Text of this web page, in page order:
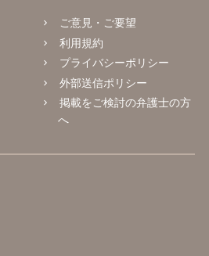
ご意見・ご要望
利用規約
プライバシーポリシー
外部送信ポリシー
掲載をご検討の弁護士の方
へ